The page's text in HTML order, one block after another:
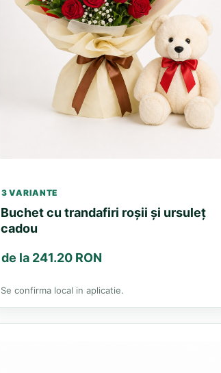
3 VARIANTE
Buchet cu trandafiri roșii și ursuleț
cadou
de la 241.20 RON
Se confirma local in aplicatie.